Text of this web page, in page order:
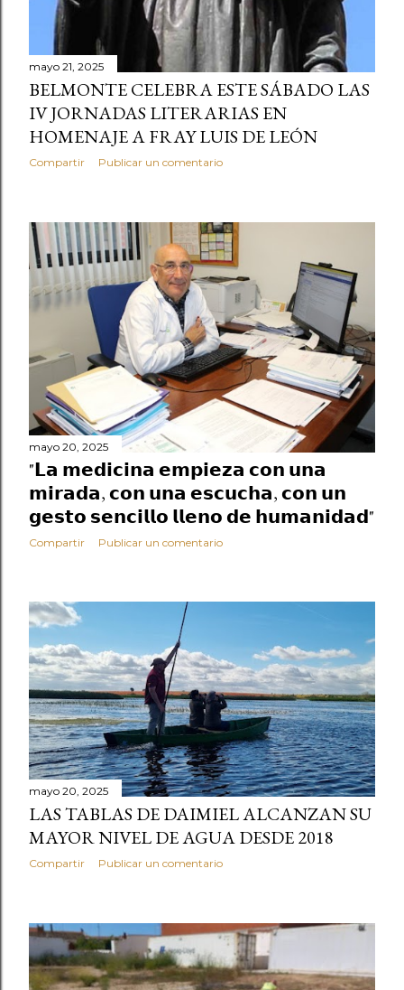
mayo 21, 2025
BELMONTE CELEBRA ESTE SÁBADO LAS
IV JORNADAS LITERARIAS EN
HOMENAJE A FRAY LUIS DE LEÓN
Compartir Publicar un comentario
mayo 20, 2025
"𝗟𝗮 𝗺𝗲𝗱𝗶𝗰𝗶𝗻𝗮 𝗲𝗺𝗽𝗶𝗲𝘇𝗮 𝗰𝗼𝗻 𝘂𝗻𝗮
𝗺𝗶𝗿𝗮𝗱𝗮, 𝗰𝗼𝗻 𝘂𝗻𝗮 𝗲𝘀𝗰𝘂𝗰𝗵𝗮, 𝗰𝗼𝗻 𝘂𝗻
𝗴𝗲𝘀𝘁𝗼 𝘀𝗲𝗻𝗰𝗶𝗹𝗹𝗼 𝗹𝗹𝗲𝗻𝗼 𝗱𝗲 𝗵𝘂𝗺𝗮𝗻𝗶𝗱𝗮𝗱"
Compartir Publicar un comentario
mayo 20, 2025
LAS TABLAS DE DAIMIEL ALCANZAN SU
MAYOR NIVEL DE AGUA DESDE 2018
Compartir Publicar un comentario